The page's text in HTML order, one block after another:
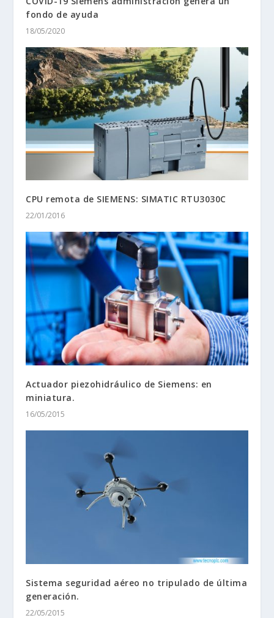
fondo de ayuda
18/05/2020
CPU remota de SIEMENS: SIMATIC RTU3030C
22/01/2016
Actuador piezohidráulico de Siemens: en
miniatura.
16/05/2015
Sistema seguridad aéreo no tripulado de última
generación.
22/05/2015